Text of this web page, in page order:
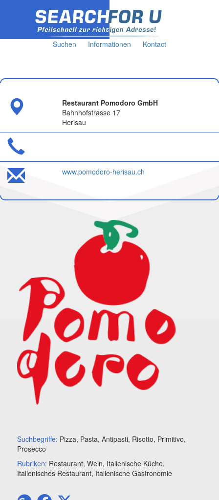
Suchen Informationen Kontact
Restaurant Pomodoro GmbH
Bahnhofstrasse 17
Herisau
www.pomodoro-herisau.ch
Suchbegriffe: Pizza, Pasta, Antipasti, Risotto, Primitivo,
Prosecco
Rubriken: Restaurant, Wein, Italienische Küche,
Italienisches Restaurant, Italienische Gastronomie